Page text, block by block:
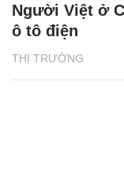
THỊ TRƯỜNG
Người Việt ở
ô tô điện